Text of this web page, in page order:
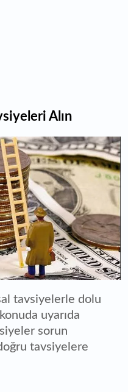
Alın
tavsiyelerle dolu
uyarıda
sorun
tavsiyelere